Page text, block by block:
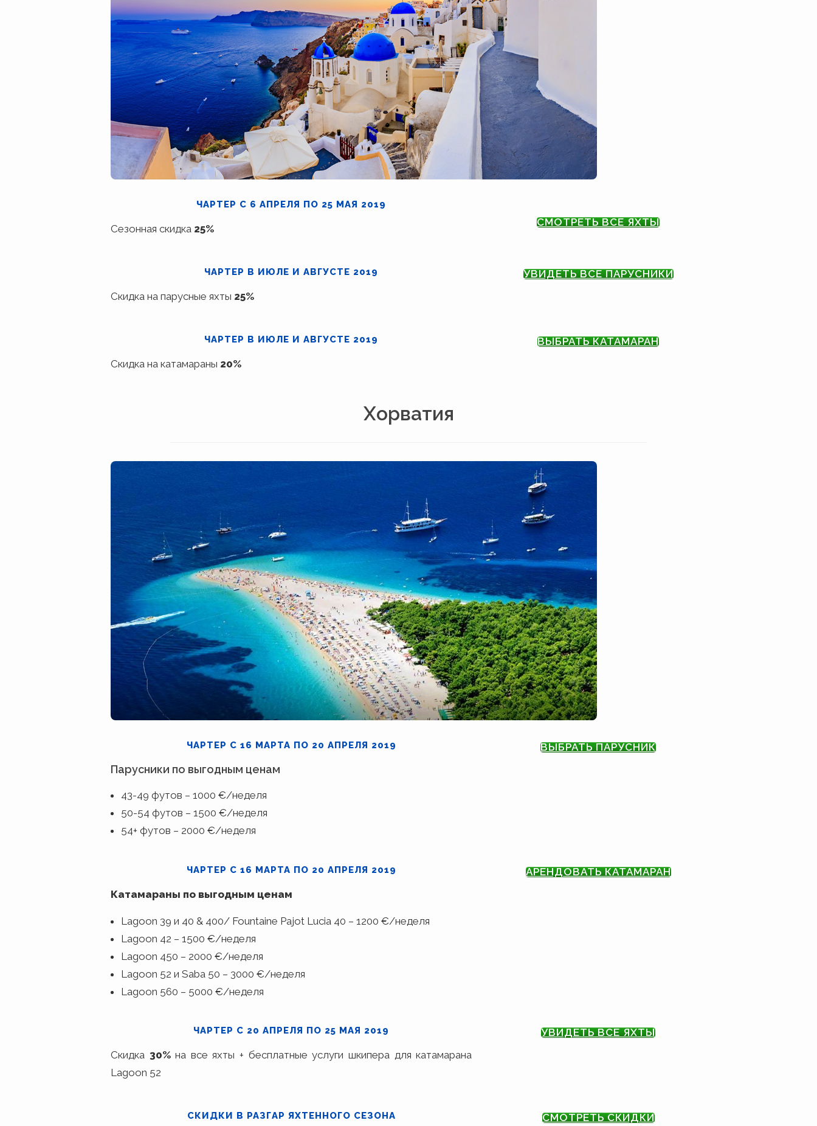
ЧАРТЕР С 6 АПРЕЛЯ ПО 25 МАЯ 2019
Сезонная скидка 25%
СМОТРЕТЬ ВСЕ ЯХТЫ
ЧАРТЕР В ИЮЛЕ И АВГУСТЕ 2019
Скидка на парусные яхты 25%
УВИДЕТЬ ВСЕ ПАРУСНИКИ
ЧАРТЕР В ИЮЛЕ И АВГУСТЕ 2019
Скидка на катамараны 20%
ВЫБРАТЬ КАТАМАРАН
Хорватия
ЧАРТЕР С 16 МАРТА ПО 20 АПРЕЛЯ 2019
Парусники по выгодным ценам
43-49 футов – 1000 €/неделя
50-54 футов – 1500 €/неделя
54+ футов – 2000 €/неделя
ВЫБРАТЬ ПАРУСНИК
ЧАРТЕР С 16 МАРТА ПО 20 АПРЕЛЯ 2019
Катамараны по выгодным ценам
Lagoon 39 и 40 & 400/ Fountaine Pajot Lucia 40 – 1200 €/неделя
Lagoon 42 – 1500 €/неделя
Lagoon 450 – 2000 €/неделя
Lagoon 52 и Saba 50 – 3000 €/неделя
Lagoon 560 – 5000 €/неделя
АРЕНДОВАТЬ КАТАМАРАН
ЧАРТЕР С 20 АПРЕЛЯ ПО 25 МАЯ 2019
Скидка 30%на все яхты + бесплатные услуги шкипера для катамарана
Lagoon 52
УВИДЕТЬ ВСЕ ЯХТЫ
СКИДКИ В РАЗГАР ЯХТЕННОГО СЕЗОНА СМОТРЕТЬ СКИДКИ